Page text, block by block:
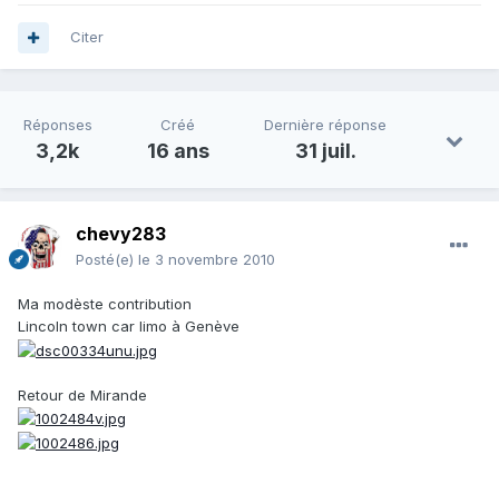
Citer
Réponses
3,2k
Créé
16 ans
Dernière réponse
31 juil.
chevy283
Posté(e) le 3 novembre 2010
Ma modèste contribution
Lincoln town car limo à Genève
Retour de Mirande